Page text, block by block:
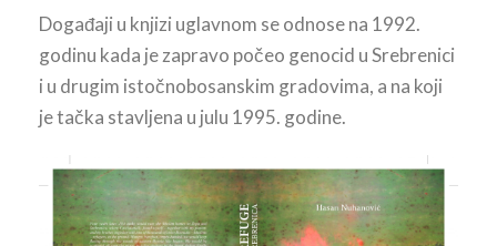
Događaji u knjizi uglavnom se odnose na 1992.
godinu kada je zapravo počeo genocid u Srebrenici
i u drugim istočnobosanskim gradovima, a na koji
je tačka stavljena u julu 1995. godine.